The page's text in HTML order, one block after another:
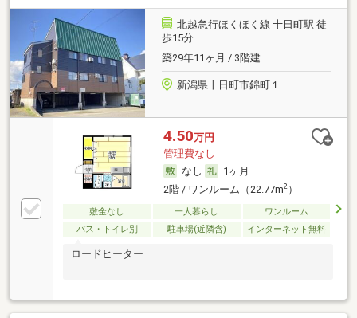
北越急行ほくほく線 十日町駅 徒
歩15分
築29年11ヶ月 / 3階建
新潟県十日町市錦町１
4.50万円
管理費なし
なし
1ヶ月
2階 / ワンルーム（22.77m2）
敷金なし 一人暮らし
ワンルーム
バス・トイレ別
駐車場(近隣含) インターネット無料
ロードヒーター